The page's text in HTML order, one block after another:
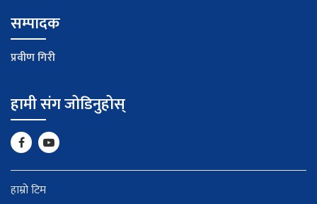
सम्पादक
प्रवीण गिरी
हामी संग जोडिनुहोस्
हाम्रो टिम